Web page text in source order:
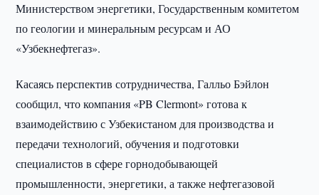
Министерством энергетики, Государственным комитетом
по геологии и минеральным ресурсам и АО
«Узбекнефтегаз».
Касаясь перспектив сотрудничества, Галльо Бэйлон
сообщил, что компания «PB Clermont» готова к
взаимодействию с Узбекистаном для производства и
передачи технологий, обучения и подготовки
специалистов в сфере горнодобывающей
промышленности, энергетики, а также нефтегазовой